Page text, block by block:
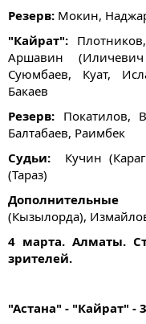
Резерв: Мокин,
"Кайрат":
Аршавин
Суюмбаев, Куат,
Бакаев
Резерв: Покатилов,
Балтабаев, Раимбек
Судьи:
Кучин
(Тараз)
Дополнительные
(Кызылорда),
4 марта. Алматы.
зрителей.
"Астана" - "Кайрат" -